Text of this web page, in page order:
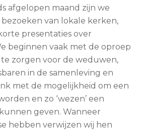
afgelopen maand zijn we
van lokale kerken,
presentaties over
beginnen vaak met de oproep
zorgen voor de weduwen,
in de samenleving en
met de mogelijkheid om een
en zo ‘wezen’ een
geven. Wanneer
hebben verwijzen wij hen